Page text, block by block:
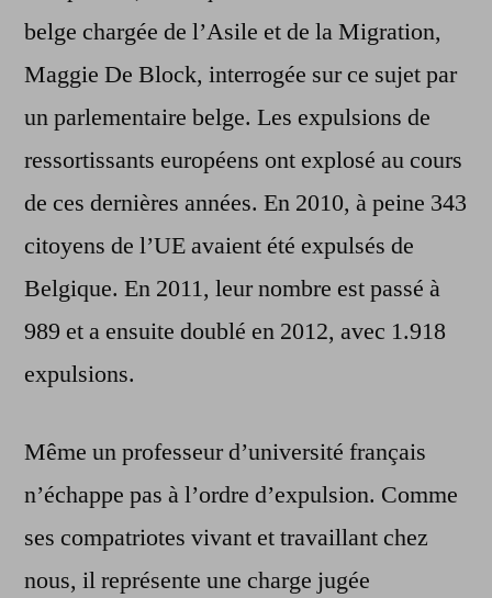
belge chargée de l’Asile et de la Migration,
Maggie De Block, interrogée sur ce sujet par
un parlementaire belge. Les expulsions de
ressortissants européens ont explosé au cours
de ces dernières années. En 2010, à peine 343
citoyens de l’UE avaient été expulsés de
Belgique. En 2011, leur nombre est passé à
989 et a ensuite doublé en 2012, avec 1.918
expulsions.
Même un professeur d’université français
n’échappe pas à l’ordre d’expulsion. Comme
ses compatriotes vivant et travaillant chez
nous, il représente une charge jugée